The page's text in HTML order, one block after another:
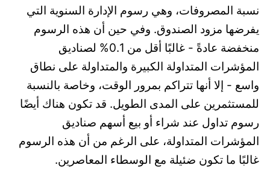
نسبة المصروفات، وهي رسوم الإدارة السنوية التي
يفرضها مزود الصندوق. وفي حين أن هذه الرسوم
منخفضة عادةً - غالبًا أقل من 0.1% لصناديق
المؤشرات المتداولة الكبيرة والمتداولة على نطاق
واسع - إلا أنها تتراكم بمرور الوقت، وخاصة بالنسبة
للمستثمرين على المدى الطويل. قد تكون هناك أيضًا
رسوم تداول عند شراء أو بيع أسهم صناديق
المؤشرات المتداولة، على الرغم من أن هذه الرسوم
غالبًا ما تكون ضئيلة مع الوسطاء المعاصرين.